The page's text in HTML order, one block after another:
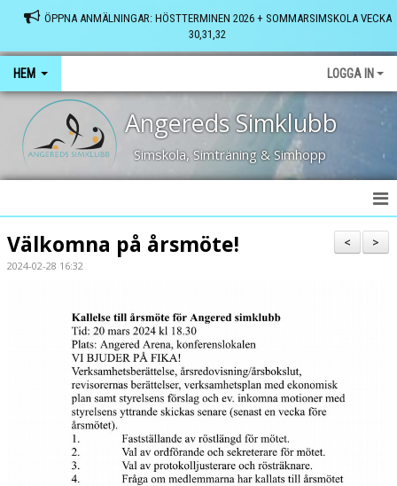
ÖPPNA ANMÄLNINGAR: HÖSTTERMINEN 2026 + SOMMARSIMSKOLA VECKA
30,31,32
HEM LOGGA IN
Angereds Simklubb
Simskola, Simträning & Simhopp
HEM
SENASTE NYTT
FRÅGOR & SVAR
VÅRA BASSÄNGER
DOKUMENT
OM KLUBBEN
>
<
Välkomna på årsmöte!
2024-02-28 16:32